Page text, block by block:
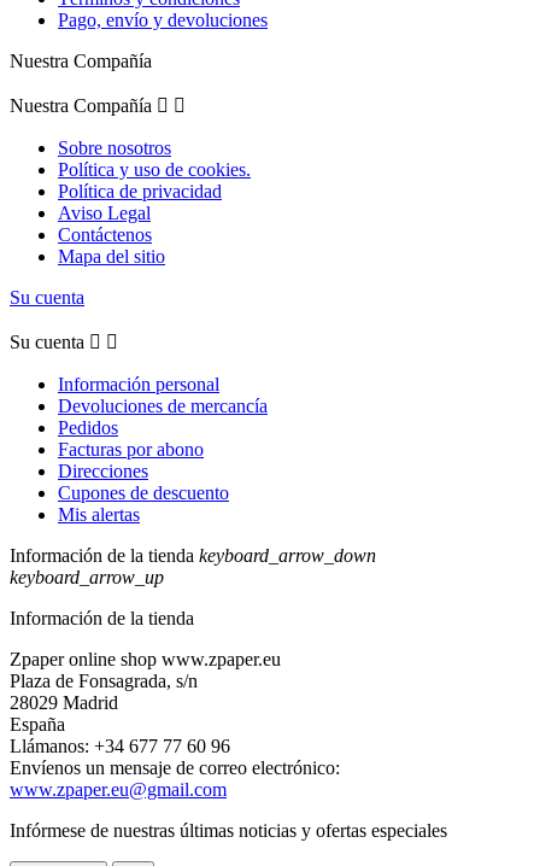
Pago, envío y devoluciones
Nuestra Compañía
Nuestra Compañía  
Sobre nosotros
Política y uso de cookies.
Política de privacidad
Aviso Legal
Contáctenos
Mapa del sitio
Su cuenta
Su cuenta  
Información personal
Devoluciones de mercancía
Pedidos
Facturas por abono
Direcciones
Cupones de descuento
Mis alertas
Información de la tienda keyboard_arrow_down
keyboard_arrow_up
Información de la tienda
Zpaper online shop www.zpaper.eu
Plaza de Fonsagrada, s/n
28029 Madrid
España
Llámanos: +34 677 77 60 96
Envíenos un mensaje de correo electrónico:
www.zpaper.eu@gmail.com
Infórmese de nuestras últimas noticias y ofertas especiales